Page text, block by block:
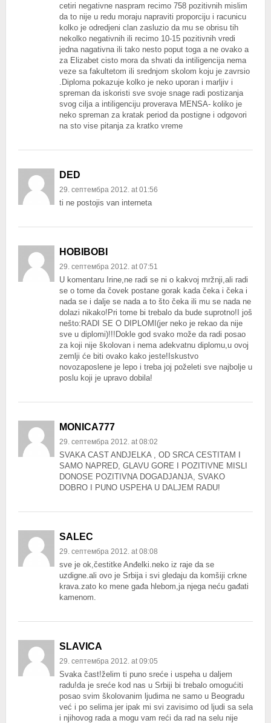
cetiri negativne naspram recimo 758 pozitivnih mislim
da to nije u redu moraju napraviti proporciju i racunicu
kolko je odredjeni clan zasluzio da mu se obrisu tih
nekolko negativnih ili recimo 10-15 pozitivnih vredi
jedna nagativna ili tako nesto poput toga a ne ovako a
za Elizabet cisto mora da shvati da intiligencija nema
veze sa fakultetom ili srednjom skolom koju je zavrsio
.Diploma pokazuje kolko je neko uporan i marljiv i
spreman da iskoristi sve svoje snage radi postizanja
svog cilja a intiligenciju proverava MENSA- koliko je
neko spreman za kratak period da postigne i odgovori
na sto vise pitanja za kratko vreme
DED
29. септембра 2012. at 01:56
ti ne postojis van interneta
HOBIBOBI
29. септембра 2012. at 07:51
U komentaru Irine,ne radi se ni o kakvoj mržnji,ali radi
se o tome da čovek postane gorak kada čeka i čeka i
nada se i dalje se nada a to što čeka ili mu se nada ne
dolazi nikako!Pri tome bi trebalo da bude suprotno!I još
nešto:RADI SE O DIPLOMI(jer neko je rekao da nije
sve u diplomi)!!!Dokle god svako može da radi posao
za koji nije školovan i nema adekvatnu diplomu,u ovoj
zemlji će biti ovako kako jeste!Iskustvo
novozaposlene je lepo i treba joj poželeti sve najbolje u
poslu koji je upravo dobila!
MONICA777
29. септембра 2012. at 08:02
SVAKA CAST ANDJELKA , OD SRCA CESTITAM I
SAMO NAPRED, GLAVU GORE I POZITIVNE MISLI
DONOSE POZITIVNA DOGADJANJA, SVAKO
DOBRO I PUNO USPEHA U DALJEM RADU!
SALEC
29. септембра 2012. at 08:08
sve je ok,čestitke Anđelki.neko iz raje da se
uzdigne.ali ovo je Srbija i svi gledaju da komšiji crkne
krava.zato ko mene gađa hlebom,ja njega neću gađati
kamenom.
SLAVICA
29. септембра 2012. at 09:05
Svaka čast!želim ti puno sreće i uspeha u daljem
radu!da je sreće kod nas u Srbiji bi trebalo omogućiti
posao svim školovanim ljudima ne samo u Beogradu
već i po selima jer ipak mi svi zavisimo od ljudi sa sela
i njihovog rada a mogu vam reći da rad na selu nije